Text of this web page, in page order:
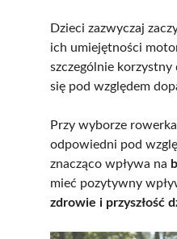
Dzieci zazwyczaj
ich umiejętności
szczególnie
się pod względem
Przy wyborze
odpowiedni pod
znacząco wpływa na
mieć pozytywny
zdrowie i przyszłość